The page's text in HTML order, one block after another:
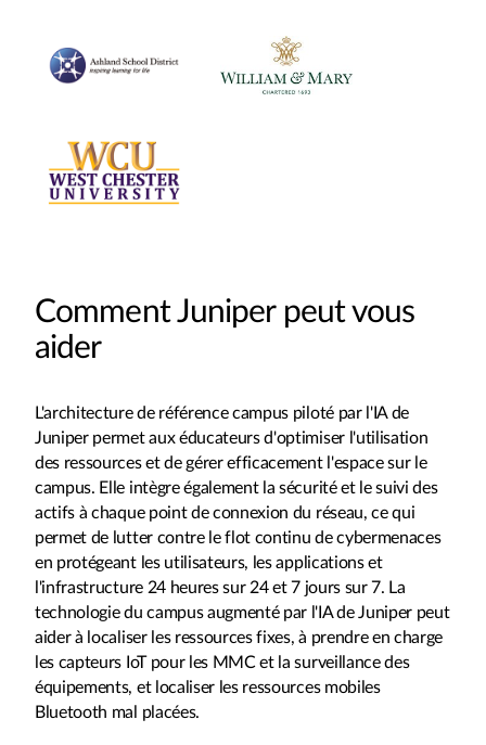
Comment Juniper peut vous
aider
L'architecture de référence campus piloté par l'IA de
Juniper permet aux éducateurs d'optimiser l'utilisation
des ressources et de gérer efficacement l'espace sur le
campus. Elle intègre également la sécurité et le suivi des
actifs à chaque point de connexion du réseau, ce qui
permet de lutter contre le flot continu de cybermenaces
en protégeant les utilisateurs, les applications et
l'infrastructure 24 heures sur 24 et 7 jours sur 7. La
technologie du campus augmenté par l'IA de Juniper peut
aider à localiser les ressources fixes, à prendre en charge
les capteurs IoT pour les MMC et la surveillance des
équipements, et localiser les ressources mobiles
Bluetooth mal placées.